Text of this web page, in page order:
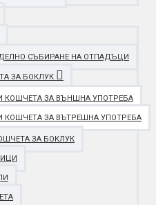
СЪБИРАНЕ НА ОТПАДЪЦИ
ЗА БОКЛУК
КОШЧЕТА ЗА ВЪНШНА УПОТРЕБА
КОШЧЕТА ЗА ВЪТРЕШНА УПОТРЕБА
ЗА БОКЛУК